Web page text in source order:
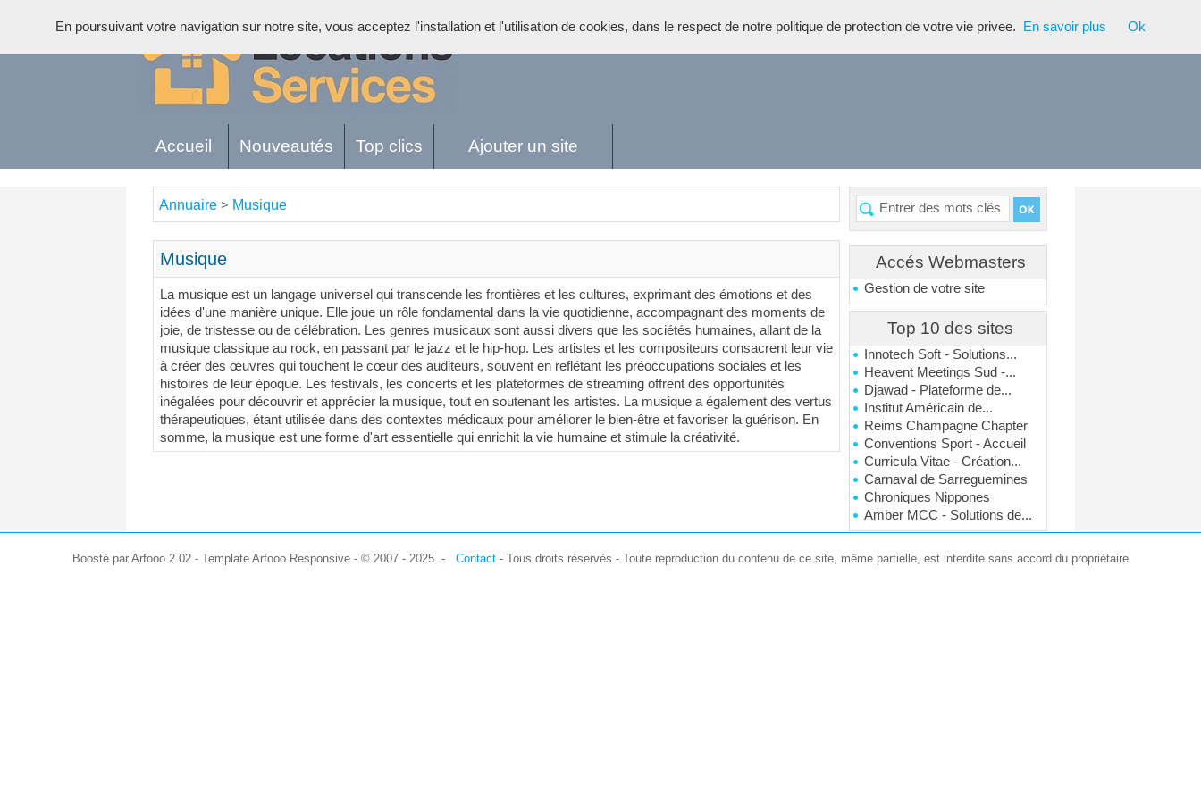
Accueil Nouveautés Top clics Ajouter un site
Accés Webmasters
Gestion de votre site
Top 10 des sites
Innotech Soft - Solutions...
Heavent Meetings Sud -...
Djawad - Plateforme de...
Institut Américain de...
Reims Champagne Chapter
Conventions Sport - Accueil
Curricula Vitae - Création...
Carnaval de Sarreguemines
Chroniques Nippones
Amber MCC - Solutions de...
Annuaire > Musique
Musique
La musique est un langage universel qui transcende les frontières et les cultures, exprimant des émotions et des
idées d'une manière unique. Elle joue un rôle fondamental dans la vie quotidienne, accompagnant des moments de
joie, de tristesse ou de célébration. Les genres musicaux sont aussi divers que les sociétés humaines, allant de la
musique classique au rock, en passant par le jazz et le hip-hop. Les artistes et les compositeurs consacrent leur vie
à créer des œuvres qui touchent le cœur des auditeurs, souvent en reflétant les préoccupations sociales et les
histoires de leur époque. Les festivals, les concerts et les plateformes de streaming offrent des opportunités
inégalées pour découvrir et apprécier la musique, tout en soutenant les artistes. La musique a également des vertus
thérapeutiques, étant utilisée dans des contextes médicaux pour améliorer le bien-être et favoriser la guérison. En
somme, la musique est une forme d'art essentielle qui enrichit la vie humaine et stimule la créativité.
Boosté par Arfooo 2.02 - Template Arfooo Responsive - © 2007 - 2025 - Contact - Tous droits réservés - Toute reproduction du contenu de ce site, même partielle, est interdite sans accord du propriétaire
En poursuivant votre navigation sur notre site, vous acceptez l'installation et l'utilisation de cookies, dans le respect de notre politique de protection de votre vie privee. En savoir plus Ok